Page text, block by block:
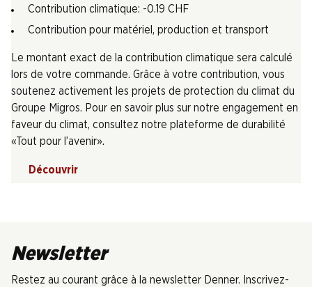
Contribution climatique: -0.19 CHF
Contribution pour matériel, production et transport
Le montant exact de la contribution climatique sera calculé
lors de votre commande. Grâce à votre contribution, vous
soutenez activement les projets de protection du climat du
Groupe Migros. Pour en savoir plus sur notre engagement en
faveur du climat, consultez notre plateforme de durabilité
«Tout pour l’avenir».
Découvrir
Newsletter
Restez au courant grâce à la newsletter Denner. Inscrivez-